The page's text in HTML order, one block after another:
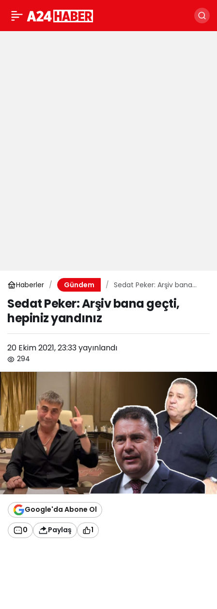
Haberler Gündem
Sedat Peker: Arşiv bana
Sedat Peker: Arşiv bana geçti,
hepiniz yandınız
20 Ekim 2021, 23:33yayınlandı
294
Google'da Abone Ol
0 Paylaş 1